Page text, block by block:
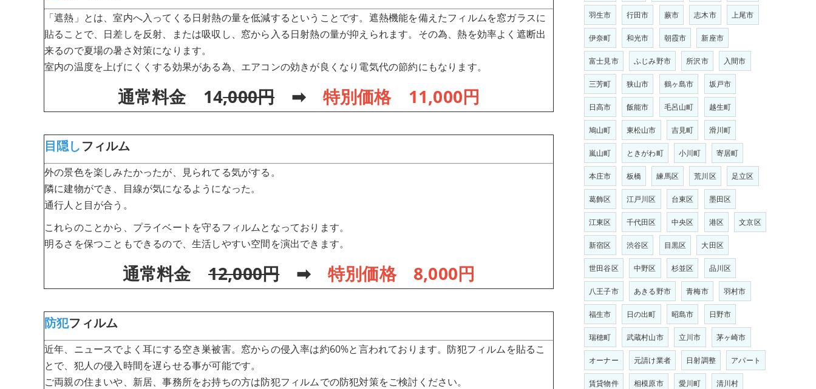
「遮熱」とは、室内へ入ってくる日射熱の量を低減するということです。遮熱機能を備えたフィルムを窓ガラスに
貼ることで、日差しを反射、または吸収し、窓から入る日射熱の量が抑えられます。その為、熱を効率よく遮断出
来るので夏場の暑さ対策になります。
室内の温度を上げにくくする効果がある為、エアコンの効きが良くなり電気代の節約にもなります。
通常料金 14,000円➡ 特別価格 11,000円
目隠しフィルム
外の景色を楽しみたかったが、見られてる気がする。
隣に建物ができ、目線が気になるようになった。
通行人と目が合う。
これらのことから、プライベートを守るフィルムとなっております。
明るさを保つこともできるので、生活しやすい空間を演出できます。
通常料金 12,000円➡ 特別価格 8,000円
防犯フィルム
近年、ニュースでよく耳にする空き巣被害。窓からの侵入率は約60%と言われております。防犯フィルムを貼るこ
とで、犯人の侵入時間を遅らせる事が可能です。
ご両親の住まいや、新居、事務所をお持ちの方は防犯フィルムでの防犯対策をご検討ください。
羽生市 行田市 蕨市 志木市 上尾市
伊奈町 和光市 朝霞市 新座市
富士見市 ふじみ野市 所沢市 入間市
三芳町 狭山市 鶴ヶ島市 坂戸市
日高市 飯能市 毛呂山町 越生町
鳩山町 東松山市 吉見町 滑川町
嵐山町 ときがわ町 小川町 寄居町
本庄市 板橋 練馬区 荒川区 足立区
葛飾区 江戸川区 台東区 墨田区
江東区 千代田区 中央区 港区 文京区
新宿区 渋谷区 目黒区 大田区
世田谷区 中野区 杉並区 品川区
八王子市 あきる野市 青梅市 羽村市
福生市 日の出町 昭島市 日野市
瑞穂町 武蔵村山市 立川市 茅ヶ崎市
オーナー 元請け業者 日射調整 アパート
賃貸物件 相模原市 愛川町 清川村